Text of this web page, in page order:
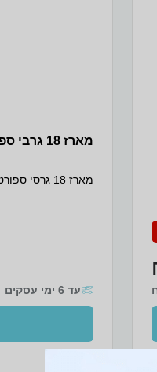
מארז 18 גרבי ספורט mark blum
מארז 18 גרסי ספורט mark blum
עד 6 ימי עסקים